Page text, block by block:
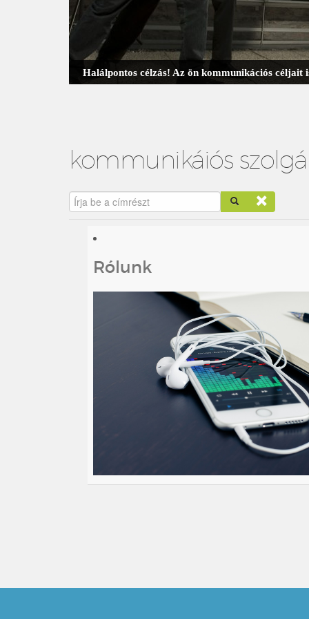
Halálpontos célzás! Az ön kommunikációs céljait
kommunikáiós
Írja be a címrészt
Rólunk